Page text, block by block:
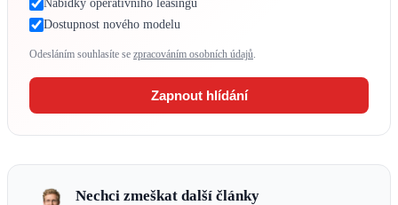
Nabídky operativního leasingu
Dostupnost nového modelu
Odesláním souhlasíte se zpracováním osobních údajů
Zapnout hlídání
Nechci zmeškat další články